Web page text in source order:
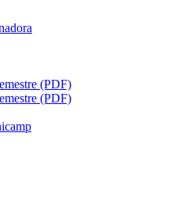
(PDF)
(PDF)